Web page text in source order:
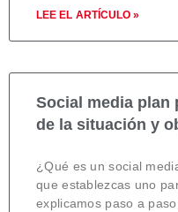
LEE EL ARTÍCULO »
Social media plan
de la situación y
¿Qué es un social
que establezcas uno
explicamos paso a